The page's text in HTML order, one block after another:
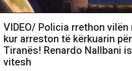
VIDEO/ Policia rrethon
kur arreston të kërkuarin
Tiranës! Renardo Nallbani
vitesh